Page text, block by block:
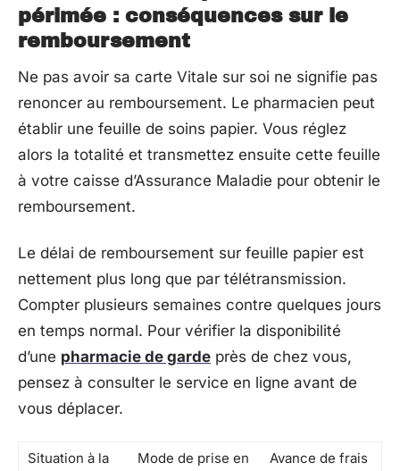
périmée : conséquences sur le
remboursement
Ne pas avoir sa carte Vitale sur soi ne signifie pas
renoncer au remboursement. Le pharmacien peut
établir une feuille de soins papier. Vous réglez
alors la totalité et transmettez ensuite cette feuille
à votre caisse d’Assurance Maladie pour obtenir le
remboursement.
Le délai de remboursement sur feuille papier est
nettement plus long que par télétransmission.
Compter plusieurs semaines contre quelques jours
en temps normal. Pour vérifier la disponibilité
d’une pharmacie de garde près de chez vous,
pensez à consulter le service en ligne avant de
vous déplacer.
Situation à la
Mode de prise en
Avance de frais